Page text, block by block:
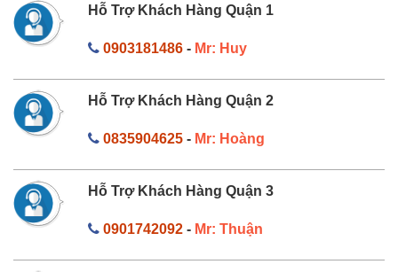
Hỗ Trợ Khách Hàng Quận 1
0903181486- Mr: Huy
Hỗ Trợ Khách Hàng Quận 2
0835904625- Mr: Hoàng
Hỗ Trợ Khách Hàng Quận 3
0901742092- Mr: Thuận